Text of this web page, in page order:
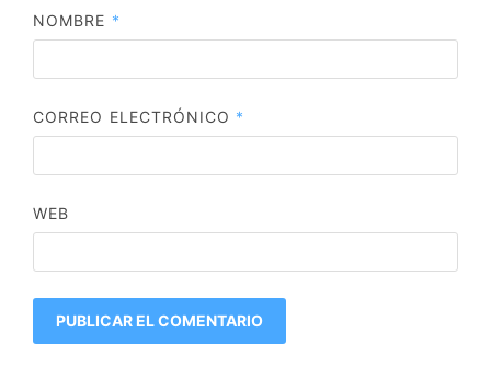
NOMBRE *
CORREO ELECTRÓNICO *
WEB